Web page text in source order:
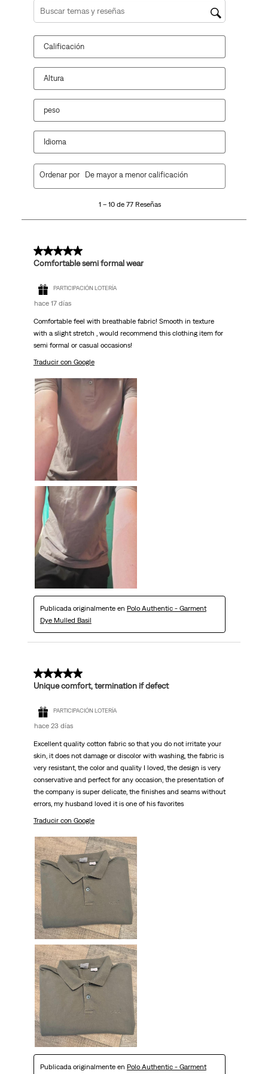
Región de búsqueda de temas y reseñas
Calificación
Altura
peso
Idioma
77
1 – 10 de 77 Reseñas
Ordenar por De mayor a menor calificación
5 de 5 estrellas.
Comfortable semi formal wear
PARTICIPACIÓN LOTERÍA
hace 17 días
Comfortable feel with breathable fabric! Smooth in texture
with a slight stretch , would recommend this clothing item for
semi formal or casual occasions!
Traducir con Google
Publicada originalmente en Polo Authentic - Garment
Dye Mulled Basil
5 de 5 estrellas.
Unique comfort, termination if defect
PARTICIPACIÓN LOTERÍA
hace 23 días
Excellent quality cotton fabric so that you do not irritate your
skin, it does not damage or discolor with washing, the fabric is
very resistant, the color and quality I loved, the design is very
conservative and perfect for any occasion, the presentation of
the company is super delicate, the finishes and seams without
errors, my husband loved it is one of his favorites
Traducir con Google
Publicada originalmente en Polo Authentic - Garment